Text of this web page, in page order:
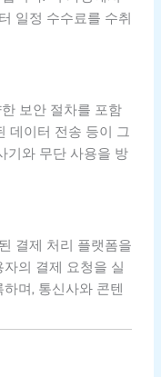
일정 수수료를 수취
보안 절차를 포함
데이터 전송 등이 그
기와 무단 사용을 방
결제 처리 플랫폼을
의 결제 요청을 실
며, 통신사와 콘텐